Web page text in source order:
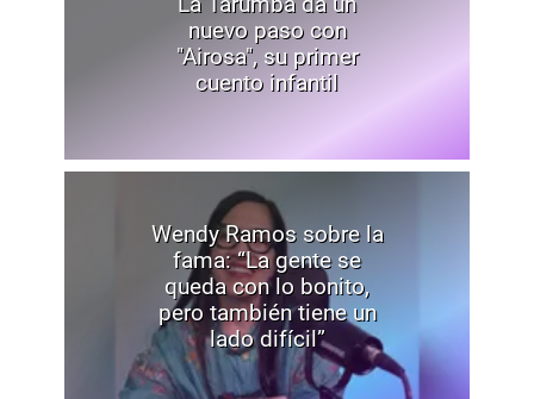
nuevo paso con
"Airosa", su primer
cuento infantil
Wendy Ramos sobre la
fama: “La gente se
queda con lo bonito,
pero también tiene un
lado difícil”